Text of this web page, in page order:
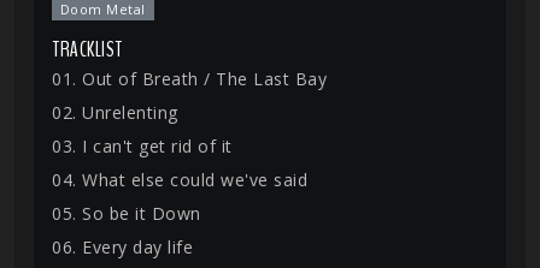
Doom Metal
TRACKLIST
01. Out of Breath / The Last Bay
02. Unrelenting
03. I can't get rid of it
04. What else could we've said
05. So be it Down
06. Every day life